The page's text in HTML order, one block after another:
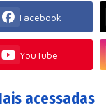
Facebook
YouTube
acessadas